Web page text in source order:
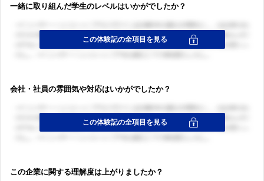
一緒に取り組んだ学生のレベルはいかがでしたか？
会社・社員の雰囲気や対応はいかがでしたか？
この企業に関する理解度は上がりましたか？